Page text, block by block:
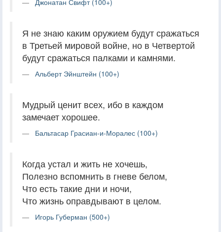
Я не знаю каким оружием будут сражаться
в Третьей мировой войне, но в Четвертой
будут сражаться палками и камнями.
Альберт Эйнштейн (100+)
Мудрый ценит всех, ибо в каждом
замечает хорошее.
Бальтасар Грасиан-и-Моралес (100+)
Когда устал и жить не хочешь,
Полезно вспомнить в гневе белом,
Что есть такие дни и ночи,
Что жизнь оправдывают в целом.
Игорь Губерман (500+)